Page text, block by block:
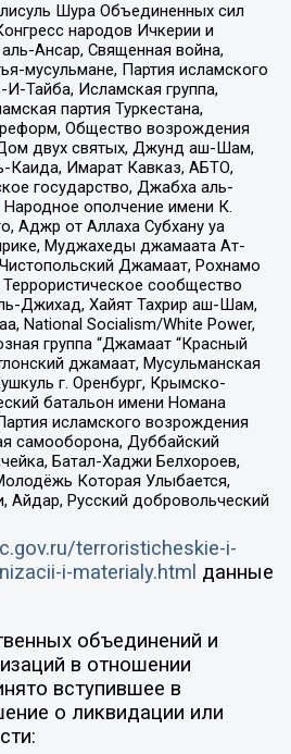
Шура Объединенных сил
народов Ичкерии и
Ансар, Священная война,
мусульмане, Партия исламского
Тайба, Исламская группа,
партия Туркестана,
Общество возрождения
двух святых, Джунд аш-Шам,
Каида, Имарат Кавказ, АБТО,
государство, Джабха аль-
ополчение имени К.
Аджр от Аллаха Субхану уа
Муджахеды джамаата Ат-
Джамаат, Рохнамо
сообщество
Джихад, Хайят Тахрир аш-Шам,
National Socialism/White Power,
группа “Джамаат “Красный
джамаат, Мусульманская
г. Оренбург, Крымско-
батальон имени Номана
исламского возрождения
самооборона, Дуббайский
Батал-Хаджи Белхороев,
Которая Улыбается,
Айдар, Русский добровольческий
terroristicheskie-i-
i-materialy.html данные
объединений и
в отношении
вступившее в
о ликвидации или